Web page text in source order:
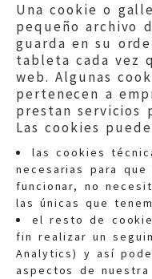
Una cookie o
pequeño archivo
guarda en su
tableta cada vez
web. Algunas
pertenecen a
prestan servicios
Las cookies
las cookies
necesarias para
funcionar, no
las únicas que
el resto de
fin realizar un
Analytics) y así
aspectos de
Quejas: